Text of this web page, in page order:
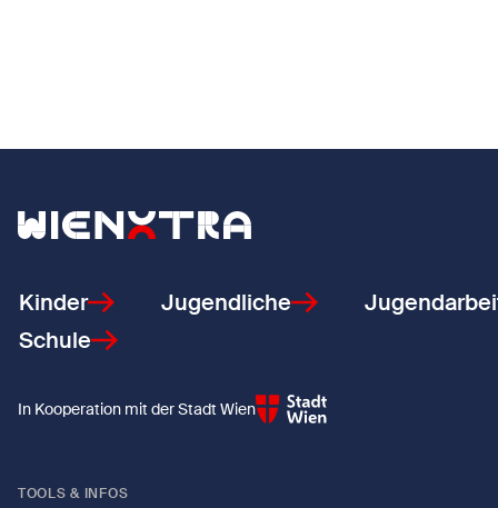
Zurück zur Startseite
Kinder Jugendliche
Schule
In Kooperation mit der Stadt Wien
TOOLS & INFOS